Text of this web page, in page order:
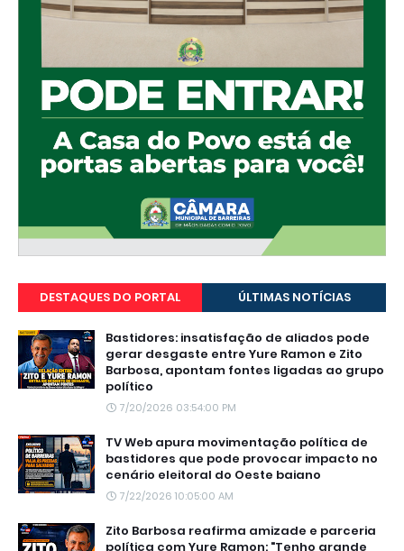
DESTAQUES DO PORTAL ÚLTIMAS NOTÍCIAS
Bastidores: insatisfação de aliados pode
gerar desgaste entre Yure Ramon e Zito
Barbosa, apontam fontes ligadas ao grupo
político
7/20/2026 03:54:00 PM
TV Web apura movimentação política de
bastidores que pode provocar impacto no
cenário eleitoral do Oeste baiano
7/22/2026 10:05:00 AM
Zito Barbosa reafirma amizade e parceria
política com Yure Ramon: "Tenho grande